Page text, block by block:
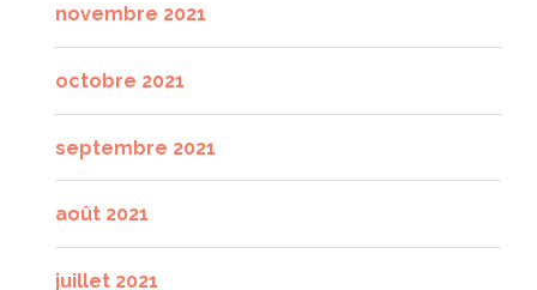
novembre 2021
octobre 2021
septembre 2021
août 2021
juillet 2021